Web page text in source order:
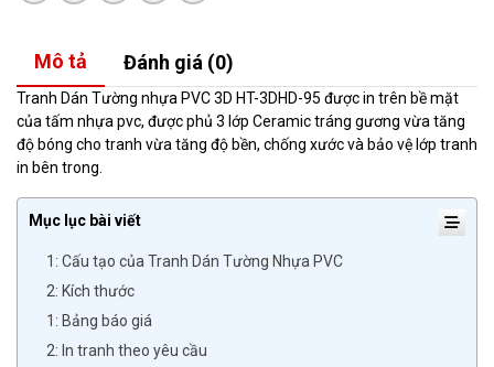
Mô tả Đánh giá (0)
Tranh Dán Tường nhựa PVC 3D HT-3DHD-95 được in trên bề mặt
của tấm nhựa pvc, được phủ 3 lớp Ceramic tráng gương vừa tăng
độ bóng cho tranh vừa tăng độ bền, chống xước và bảo vệ lớp tranh
in bên trong.
Mục lục bài viết
1: Cấu tạo của Tranh Dán Tường Nhựa PVC
2: Kích thước
1: Bảng báo giá
2: In tranh theo yêu cầu